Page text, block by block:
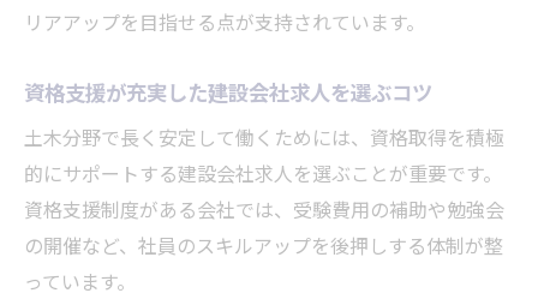
リアアップを目指せる点が支持されています。
資格支援が充実した建設会社求人を選ぶコツ
土木分野で長く安定して働くためには、資格取得を積極
的にサポートする建設会社求人を選ぶことが重要です。
資格支援制度がある会社では、受験費用の補助や勉強会
の開催など、社員のスキルアップを後押しする体制が整
っています。